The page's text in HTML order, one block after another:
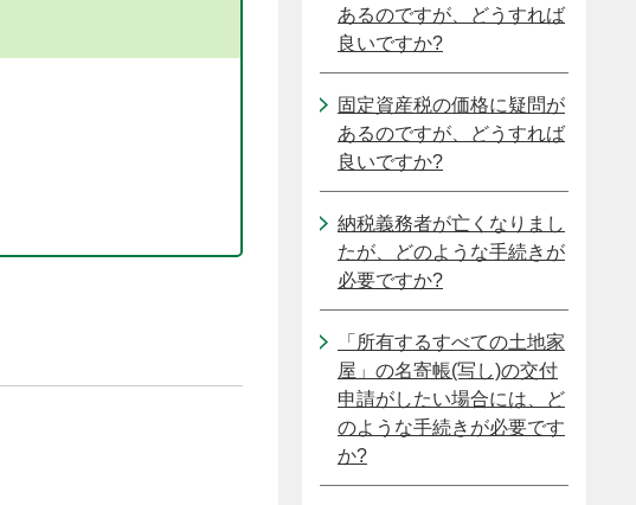
あるのですが、どうすれば
良いですか?
固定資産税の価格に疑問が
あるのですが、どうすれば
良いですか?
納税義務者が亡くなりまし
たが、どのような手続きが
必要ですか?
「所有するすべての土地家
屋」の名寄帳(写し)の交付
申請がしたい場合には、ど
のような手続きが必要です
か?